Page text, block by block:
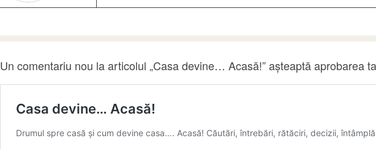
Un comentariu nou la articolul „Casa devine… Acasă!” așteaptă aprobarea ta